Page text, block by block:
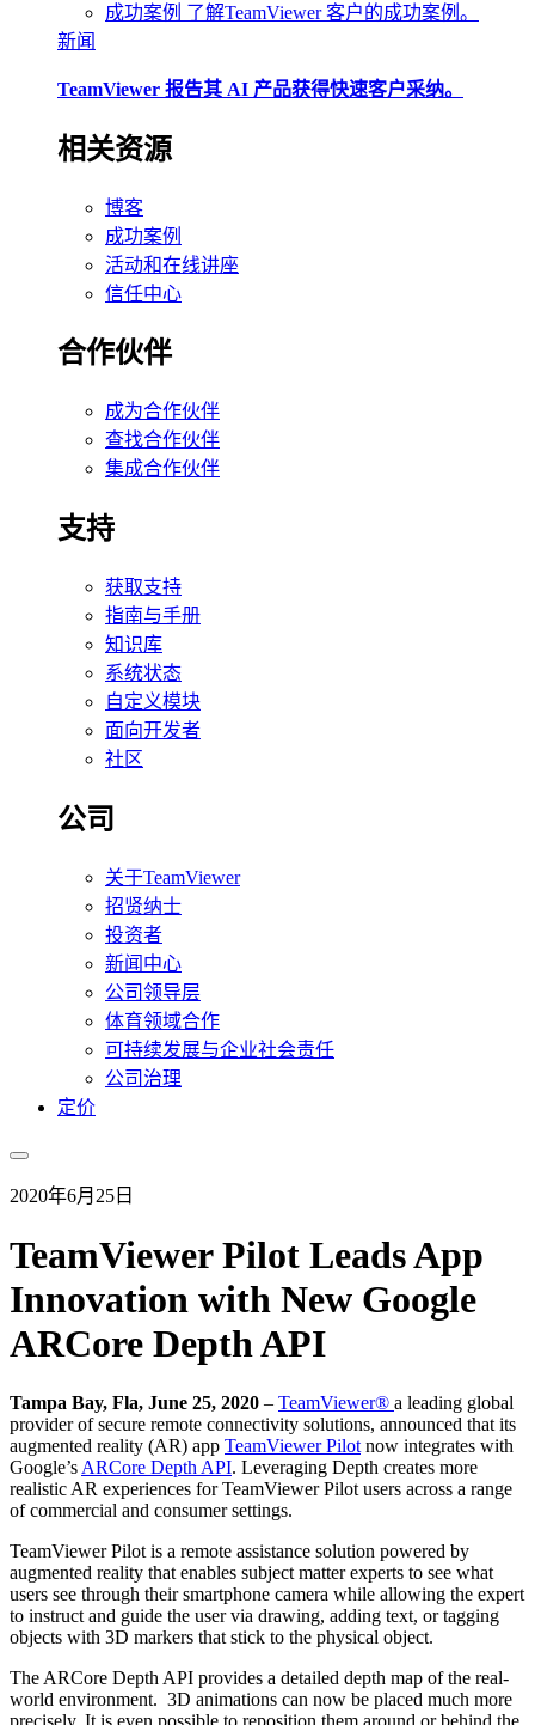
成功案例 了解TeamViewer 客户的成功案例。
新闻
TeamViewer 报告其 AI 产品获得快速客户采纳。
相关资源
博客
成功案例
活动和在线讲座
信任中心
合作伙伴
成为合作伙伴
查找合作伙伴
集成合作伙伴
支持
获取支持
指南与手册
知识库
系统状态
自定义模块
面向开发者
社区
公司
关于TeamViewer
招贤纳士
投资者
新闻中心
公司领导层
体育领域合作
可持续发展与企业社会责任
公司治理
定价
2020年6月25日
TeamViewer Pilot Leads App
Innovation with New Google
ARCore Depth API
Tampa Bay, Fla, June 25, 2020 – TeamViewer® a leading global
provider of secure remote connectivity solutions, announced that its
augmented reality (AR) app TeamViewer Pilot now integrates with
Google’s ARCore Depth API. Leveraging Depth creates more
realistic AR experiences for TeamViewer Pilot users across a range
of commercial and consumer settings.
TeamViewer Pilot is a remote assistance solution powered by
augmented reality that enables subject matter experts to see what
users see through their smartphone camera while allowing the expert
to instruct and guide the user via drawing, adding text, or tagging
objects with 3D markers that stick to the physical object.
The ARCore Depth API provides a detailed depth map of the real-
world environment. 3D animations can now be placed much more
precisely. It is even possible to reposition them around or behind the